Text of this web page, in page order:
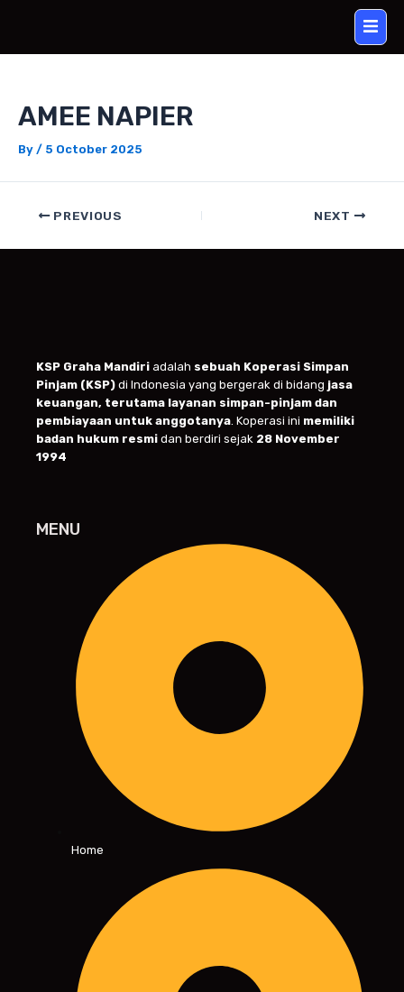
AMEE NAPIER
By / 5 October 2025
PREVIOUS NEXT
KSP Graha Mandiri adalah sebuah Koperasi Simpan
Pinjam (KSP) di Indonesia yang bergerak di bidang jasa
keuangan, terutama layanan simpan-pinjam dan
pembiayaan untuk anggotanya. Koperasi ini memiliki
badan hukum resmi dan berdiri sejak 28 November
1994
MENU
Home